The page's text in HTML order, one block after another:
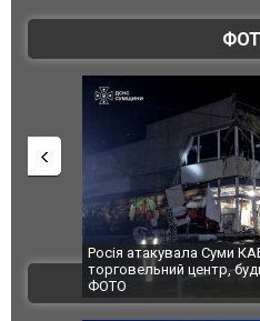
Українські
під час ліквідації
Франції